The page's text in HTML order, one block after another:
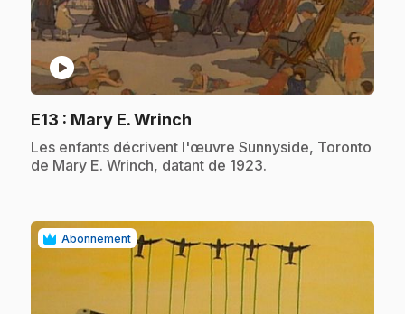
play_circle
E13 : Mary E. Wrinch
.Les enfants décrivent l'œuvre Sunnyside, Toronto
de Mary E. Wrinch, datant de 1923.
Abonnement